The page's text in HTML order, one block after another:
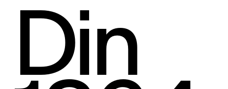
Din